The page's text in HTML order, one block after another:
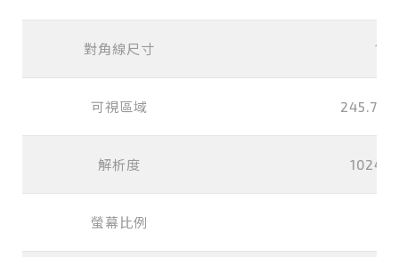
對角線尺寸
可視區域
解析度
螢幕比例